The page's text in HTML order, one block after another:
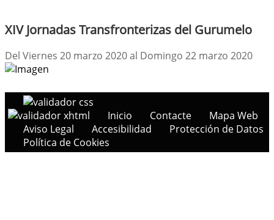
XIV Jornadas Transfronterizas del Gurumelo
Del Viernes 20 marzo 2020 al Domingo 22 marzo 2020
Inicio Contacte
Mapa Web
Aviso Legal
Accesibilidad
Protección de Datos
Política de Cookies